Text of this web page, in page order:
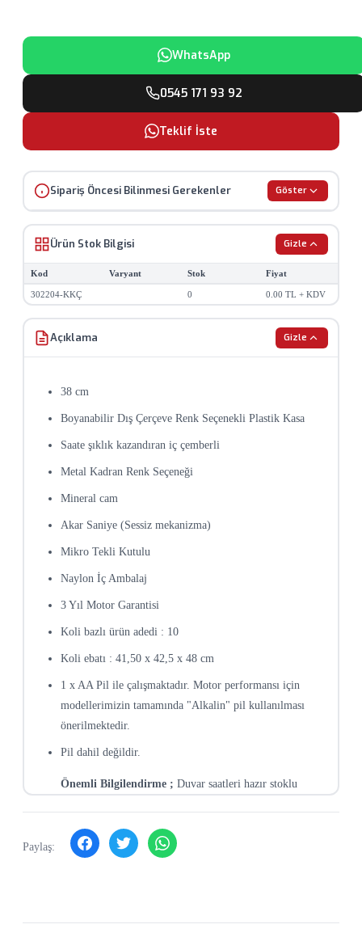
WhatsApp
0545 171 93 92
Teklif İste
Sipariş Öncesi Bilinmesi Gerekenler Göster
Ürün görselleri temsilidir, renk ve görünüm farklılık
gösterebilir.
Fiyatlar KDV hariç olup, güncel döviz kurlarına göre
değişiklik gösterebilir.
Baskılı ürünlerde minimum sipariş adedi uygulanmaktadır.
Stok durumu anlık olarak değişebilir, sipariş öncesi teyit
Toplu siparişlerde özel fiyat teklifi için bizimle iletişime
Ürün Stok Bilgisi Gizle
Kod Varyant Stok Fiyat
302204-KKÇ 0 0.00 TL + KDV
Açıklama Gizle
38 cm
Boyanabilir Dış Çerçeve Renk Seçenekli Plastik Kasa
Saate şıklık kazandıran iç çemberli
Metal Kadran Renk Seçeneği
Mineral cam
Akar Saniye (Sessiz mekanizma)
Mikro Tekli Kutulu
Naylon İç Ambalaj
3 Yıl Motor Garantisi
Koli bazlı ürün adedi : 10
Koli ebatı : 41,50 x 42,5 x 48 cm
1 x AA Pil ile çalışmaktadır. Motor performansı için
modellerimizin tamamında "Alkalin" pil kullanılması
önerilmektedir.
Pil dahil değildir.
Önemli Bilgilendirme ; Duvar saatleri hazır stoklu
Paylaş: